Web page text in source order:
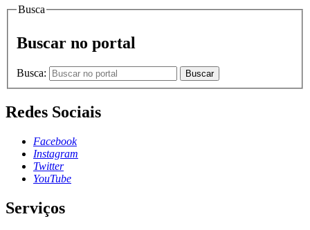
Busca
Buscar no portal
Busca: Buscar
Redes Sociais
Facebook
Instagram
Twitter
YouTube
Serviços